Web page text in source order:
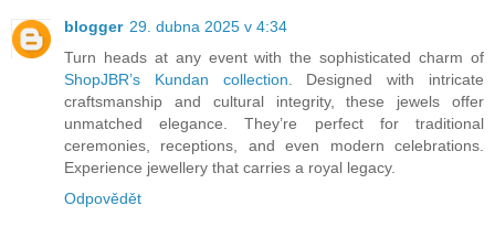
blogger 29. dubna 2025 v 4:34
Turn heads at any event with the sophisticated charm of
ShopJBR’s Kundan collection. Designed with intricate
craftsmanship and cultural integrity, these jewels offer
unmatched elegance. They’re perfect for traditional
ceremonies, receptions, and even modern celebrations.
Experience jewellery that carries a royal legacy.
Odpovědět